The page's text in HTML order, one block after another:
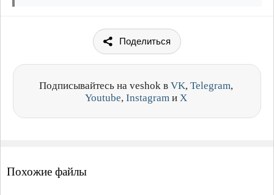
Поделиться
Подписывайтесь на veshok в VK, Telegram,
Youtube, Instagram и X
Похожие файлы